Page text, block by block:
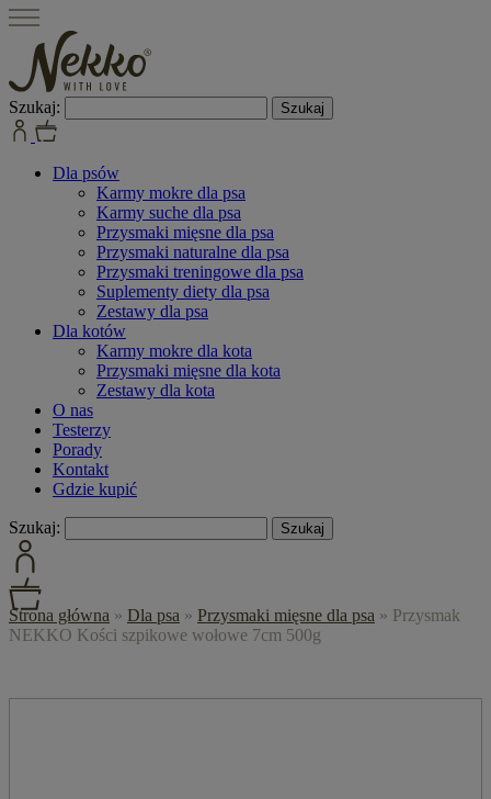
Szukaj:
Dla psów
Karmy mokre dla psa
Karmy suche dla psa
Przysmaki mięsne dla psa
Przysmaki naturalne dla psa
Przysmaki treningowe dla psa
Suplementy diety dla psa
Zestawy dla psa
Dla kotów
Karmy mokre dla kota
Przysmaki mięsne dla kota
Zestawy dla kota
O nas
Testerzy
Porady
Kontakt
Gdzie kupić
Szukaj:
Strona główna » Dla psa » Przysmaki mięsne dla psa » Przysmak
NEKKO Kości szpikowe wołowe 7cm 500g